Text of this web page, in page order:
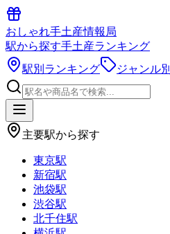
おしゃれ手土産情報局
駅から探す手土産ランキング
駅別ランキング
ジャンル別
主要駅から探す
東京駅
新宿駅
池袋駅
渋谷駅
北千住駅